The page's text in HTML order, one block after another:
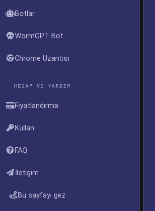
Botlar
WormGPT Bot
Chrome Uzantısı
HESAP VE YARDIM
Fiyatlandırma
Kullan
FAQ
İletişim
Bu sayfayı gez